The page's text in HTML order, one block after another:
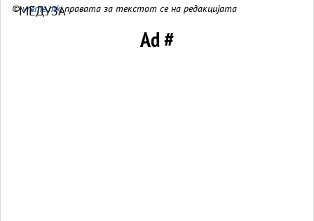
©vreme.mk, правата за текстот се на редакцијата
Ad #